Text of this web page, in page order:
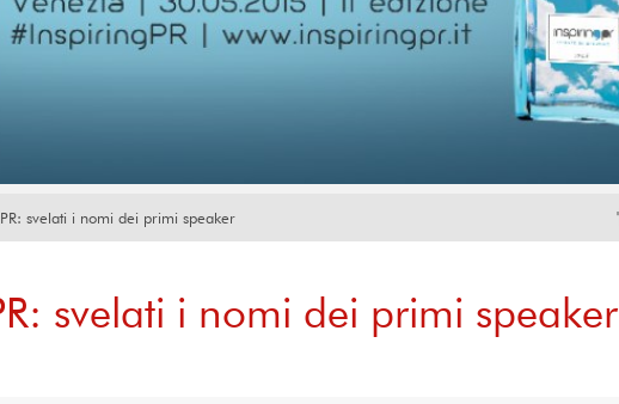
svelati i nomi dei primi speaker
svelati i nomi dei primi speaker